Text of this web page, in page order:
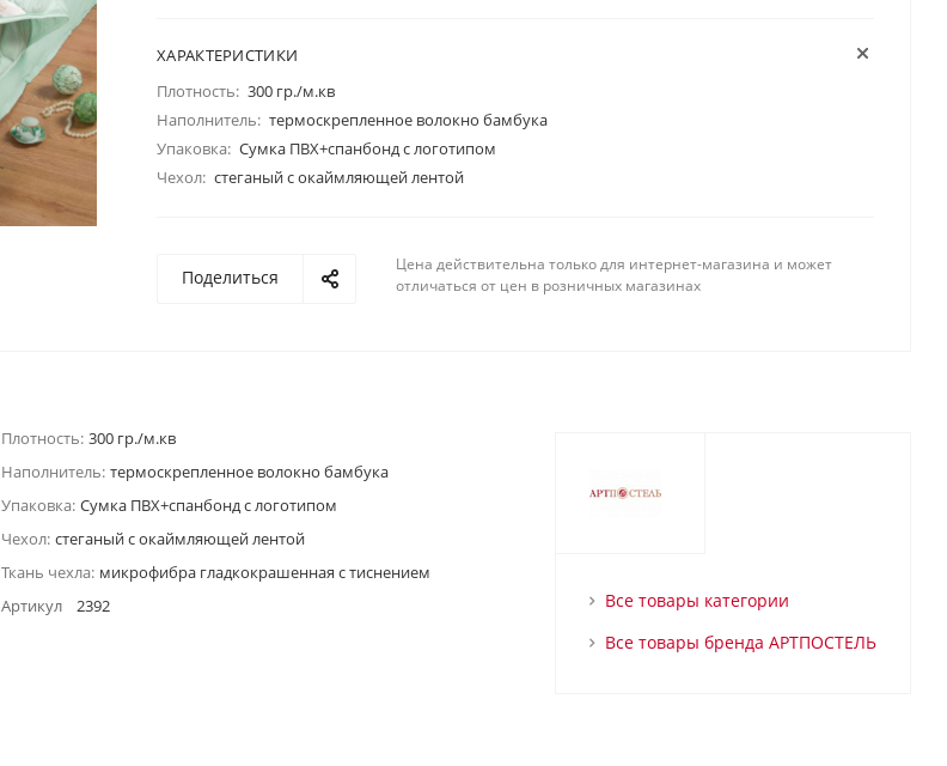
ХАРАКТЕРИСТИКИ
Плотность: 300 гр./м.кв
Наполнитель: термоскрепленное волокно бамбука
Упаковка: Сумка ПВХ+спанбонд с логотипом
Чехол: стеганый с окаймляющей лентой
Поделиться
Цена действительна только для интернет-магазина и может
отличаться от цен в розничных магазинах
Плотность: 300 гр./м.кв
Наполнитель: термоскрепленное волокно бамбука
Упаковка: Сумка ПВХ+спанбонд с логотипом
Чехол: стеганый с окаймляющей лентой
Ткань чехла: микрофибра гладкокрашенная с тиснением
Артикул
2392
Все товары категории
Все товары бренда АРТПОСТЕЛЬ